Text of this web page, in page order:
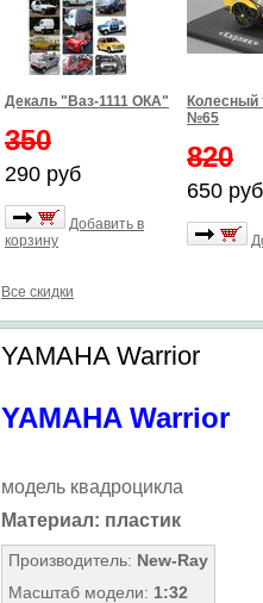
Декаль "Ваз-1111 ОКА"
350
290 руб
Добавить в
корзину
Колесный
№65
820
650 руб
Все скидки
YAMAHA Warrior
YAMAHA Warrior
модель квадроцикла
Материал: пластик
Производитель: New-Ray
Масштаб модели: 1:32